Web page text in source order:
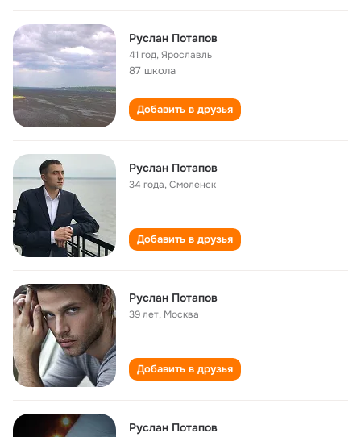
Руслан Потапов
41 год,Ярославль
87 школа
Добавить в друзья
Руслан Потапов
34 года,Смоленск
Добавить в друзья
Руслан Потапов
39 лет, Москва
Добавить в друзья
Руслан Потапов